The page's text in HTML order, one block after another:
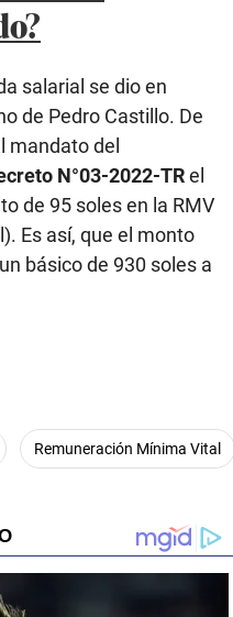
salarial se dio en
de Pedro Castillo. De
mandato del
N°03-2022-TRel
de 95 soles en la RMV
Es así, que el monto
básico de 930 soles a
Remuneración Mínima Vital